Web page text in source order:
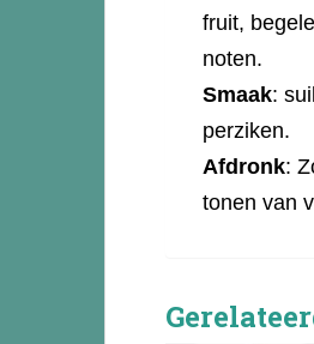
fruit,
noten.
Smaak:
perziken.
Afdronk:
tonen van